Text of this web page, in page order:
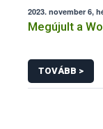
2023. november 6,
Megújult a
TOVÁBB >